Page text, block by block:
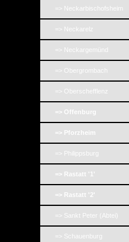
=> Neckarbischofsheim
=> Neckarelz
=> Neckargemünd
=> Obergrombach
=> Oberschefflenz
=> Offenburg
=> Pforzheim
=> Philippsburg
=> Rastatt '1'
=> Rastatt '2'
=> Sankt Peter (Abtei)
=> Schauenburg